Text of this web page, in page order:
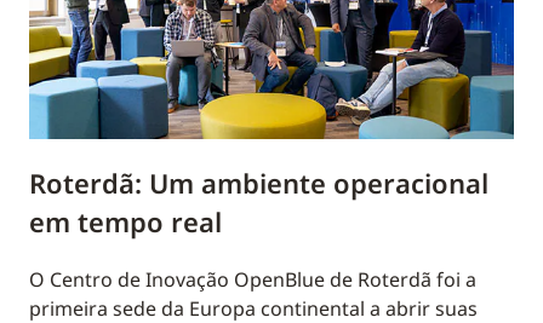
Roterdã: Um ambiente operacional
em tempo real
O Centro de Inovação OpenBlue de Roterdã foi a
primeira sede da Europa continental a abrir suas